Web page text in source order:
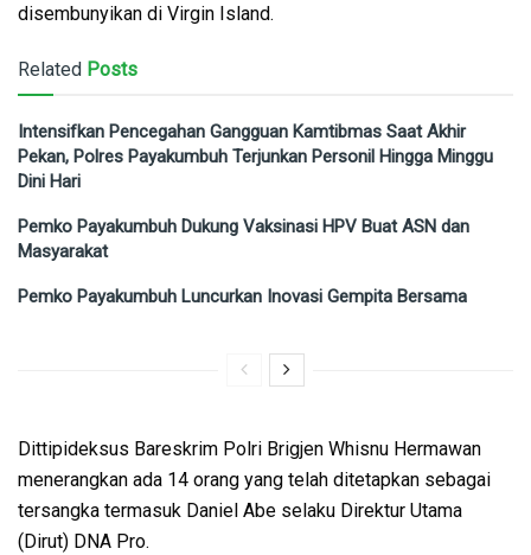
disembunyikan di Virgin Island.
Related Posts
Intensifkan Pencegahan Gangguan Kamtibmas Saat Akhir
Pekan, Polres Payakumbuh Terjunkan Personil Hingga Minggu
Dini Hari
Pemko Payakumbuh Dukung Vaksinasi HPV Buat ASN dan
Masyarakat
Pemko Payakumbuh Luncurkan Inovasi Gempita Bersama
Dittipideksus Bareskrim Polri Brigjen Whisnu Hermawan
menerangkan ada 14 orang yang telah ditetapkan sebagai
tersangka termasuk Daniel Abe selaku Direktur Utama
(Dirut) DNA Pro.